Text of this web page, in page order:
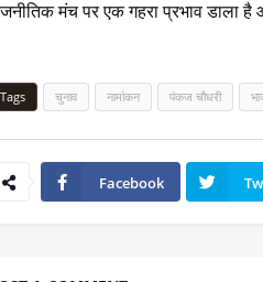
मंच पर एक गहरा प्रभाव डाला है
Tags चुनाव नामांकन पंकज चौधरी
Facebook